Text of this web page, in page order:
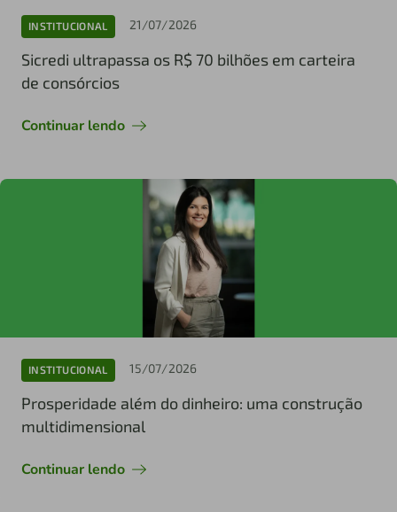
INSTITUCIONAL 21/07/2026
Sicredi ultrapassa os R$ 70 bilhões em carteira
de consórcios
Continuar lendo
INSTITUCIONAL 15/07/2026
Prosperidade além do dinheiro: uma construção
multidimensional
Continuar lendo